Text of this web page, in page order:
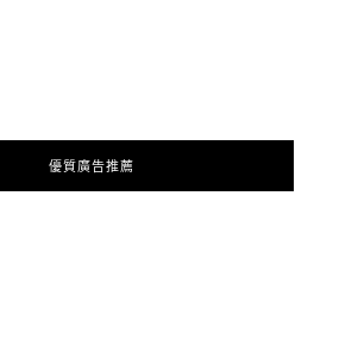
優質廣告推薦